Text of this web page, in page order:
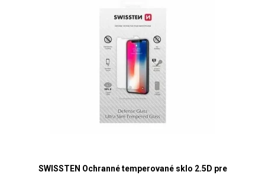
SWISSTEN Ochranné temperované sklo 2.5D pre